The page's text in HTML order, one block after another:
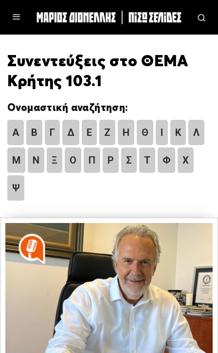
Συνεντεύξεις στο ΘΕΜΑ
Κρήτης 103.1
Ονομαστική αναζήτηση:
Α Β Γ Δ Ε Ζ Η Θ Ι Κ Λ
Μ Ν Ξ Ο Π Ρ Σ Τ Φ Χ
Ψ